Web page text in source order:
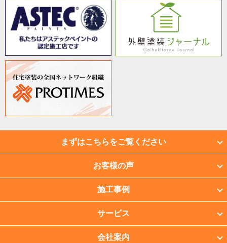
まずはこちらをご覧ください
お客様の声
施工事例
サービス
会社案内